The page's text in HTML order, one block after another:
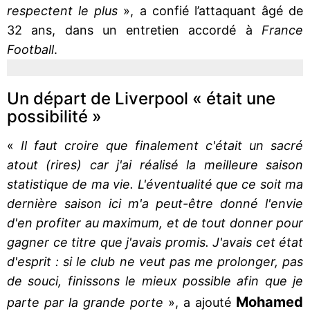
respectent le plus », a confié l’attaquant âgé de
32 ans, dans un entretien accordé à France
Football.
Un départ de Liverpool « était une
possibilité »
« Il faut croire que finalement c'était un sacré
atout (rires) car j'ai réalisé la meilleure saison
statistique de ma vie. L'éventualité que ce soit ma
dernière saison ici m'a peut-être donné l'envie
d'en profiter au maximum, et de tout donner pour
gagner ce titre que j'avais promis. J'avais cet état
d'esprit : si le club ne veut pas me prolonger, pas
de souci, finissons le mieux possible afin que je
parte par la grande porte », a ajouté Mohamed